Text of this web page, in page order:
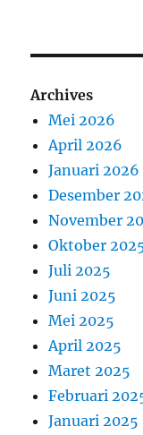
Archives
Mei 2026
April 2026
Januari 2026
Desember
November
Oktober
Juli 2025
Juni 2025
Mei 2025
April 2025
Maret 2025
Februari
Januari 2025